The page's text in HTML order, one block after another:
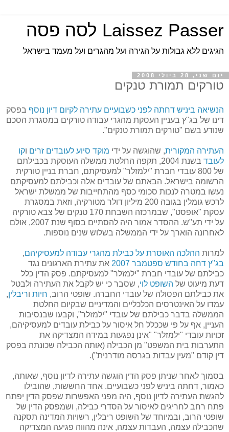
Laissez Passer לסה פסה
הגיגים ללא גבולות על הגירה ועל מהגרים ועל מעמד בישראל
יום שני, 28 ביולי 2008
טורקים תמורת טנקים
הנשיאה ביניש דחתה לפני כשבועיים עתירה לקיום דיון נוסף בפסק
דינו של בג"ץ בעניין העסקת מהגרי עבודה טורקים במסגרת הסכם
שנודע בשם "טורקים תמורת טנקים".
העתירה המקורית, שהוגשה על ידי מוקד סיוע לעובדים זרים וקו
לעובד
בשנת 2004, תקפה החלטת ממשלה העוסקת בכבילתם
של 800 עובדי חברת "ילמזלר" למעסיקתם, חברת בניין טורקית
הרשומה בישראל. הבאתם של עובדים אלה וכבילתם למעסיקתם
נעשו במטרה לנכות סכומי כסף מהתחייבות של ממשלת ישראל
לרכש גומלין בגובה 200 מיליון דולר מטורקיה, וזאת במסגרת
עסקת "אופסט", שבמרכזה השבחת 170 טנקים של צבא טורקיה
על ידי תע"ש. ההסדר אמור היה להסתיים בסוף שנת 2007, אולם
לאחרונה הוארך על ידי הממשלה בשלוש שנים נוספות.
למרות ההלכה האוסרת על כבילת מהגרי עבודה למעסיקיהם,
בג"ץ דחה בחודש ספטמבר 2007
את עתירת הארגונים נגד
כבילתם של עובדי חברת "ילמזלר" למעסיקתם. פסק הדין כלל
דעת מיעוט של השופט לוי, שסבר כי יש לקבל את העתירה ולבטל
את כבילתם הפסולה של עובדי החברה. שופטי הרוב, חיות וריבלין,
עמדו על האינטרסים הכלכליים והמדיניים שבקיום החלטת
הממשלה בדבר כבילתם של עובדי "ילמזלר", וקבעו שבנסיבות
העניין, אף על פי שככלל חל איסור על כבילת עובדים למעסיקיהם,
זכויות עובדי "ילמזלר" "אינן נפגעות במידה המצדיקה את
התערבות בית המשפט" מן הכבילה (אותה הכבילה שכונתה בפסק
דין קודם "מעין עבדות בגרסה מודרנית").
בסמוך לאחר שניתן פסק הדין הוגשה עתירה לדיון נוסף, שאותה,
כאמור, דחתה ביניש לפני כשבועיים. אחד החששות, שהובילו
להגשת העתירה לדיון נוסף, היה מפני האפשרות שפסק הדין יפתח
פתח רחב לחריגים לאיסור על הסדרי כבילה, ושמפסק הדין של
שופטי הרוב, ובמיוחד של השופט ריבלין, רשויות המדינה תסקנה
שהכבילה עצמה, העבדות עצמה, אינה מהווה פגיעה המצדיקה